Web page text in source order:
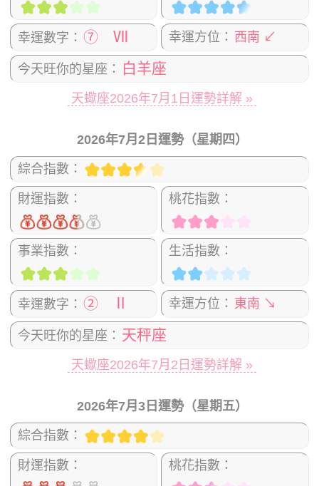
幸運數字： ⑦ Ⅶ 幸運方位： 西南 ↙
今天旺你的星座： 白羊座
天蠍座2026年7月1日運勢詳解 »
2026年7月2日運勢（星期四）
綜合指數：
財運指數： 桃花指數：
事業指數： 生活指數：
幸運數字： ② Ⅱ 幸運方位： 東南 ↘
今天旺你的星座： 天秤座
天蠍座2026年7月2日運勢詳解 »
2026年7月3日運勢（星期五）
綜合指數：
財運指數： 桃花指數：